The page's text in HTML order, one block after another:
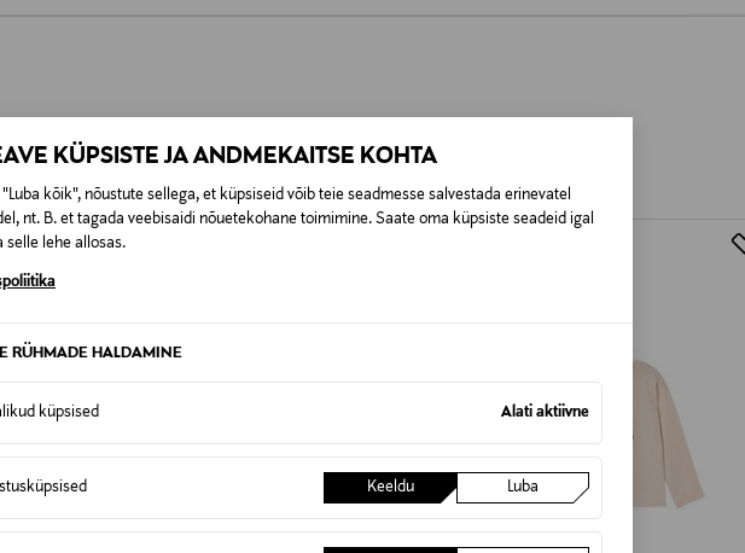
KÜPSISTE JA ANDMEKAITSE KOHTA
kõik", nõustute sellega, et küpsiseid võib teie seadmesse salvestada erinevatel
nt. B. et tagada veebisaidi nõuetekohane toimimine. Saate oma küpsiste seadeid igal
selle lehe allosas.
RÜHMADE HALDAMINE
küpsised Alati aktiivne
Keeldu Luba
0,00 € – 4,90 €
KA